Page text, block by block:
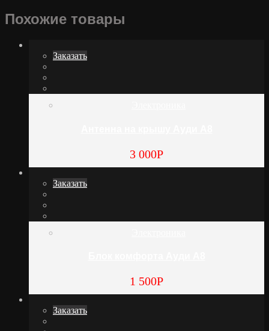
Похожие товары
Заказать
3 000Р
Заказать
1 500Р
Заказать